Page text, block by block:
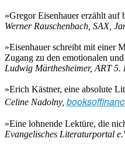
»Gregor Eisenhauer erzählt auf
Werner Rauschenbach, SAX,
»Eisenhauer schreibt mit einer
Zugang zu den emotionalen
Ludwig Märthesheimer, ART
»Erich Kästner, eine absolute
Celine Nadolny,
»Eine lohnende Lektüre, die
Evangelisches Literaturportal